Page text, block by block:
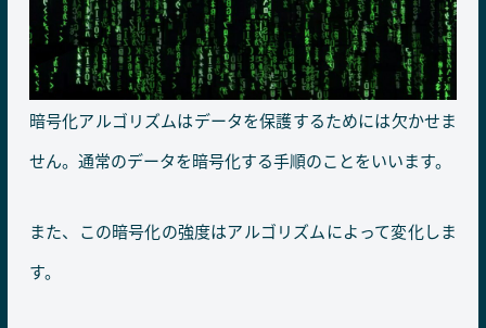
暗号化アルゴリズムはデータを保護するためには欠かせま
せん。通常のデータを暗号化する手順のことをいいます。
また、この暗号化の強度はアルゴリズムによって変化しま
す。